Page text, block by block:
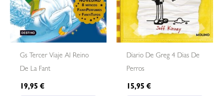
Gs Tercer Viaje Al Reino
De La Fant
19,95€
Diario De Greg 4 Dias De
Perros
15,95€